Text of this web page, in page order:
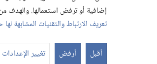
إضافية أو ترفض استعمالها. والهدف من
تعريف الارتباط والتقنيات المشابهة لها
أقبل أرفض تغيير الإعدادات